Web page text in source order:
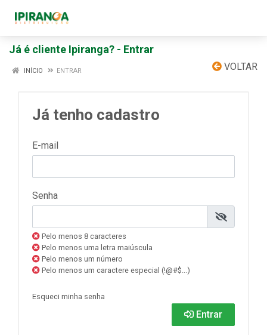
Já é cliente Ipiranga? - Entrar
VOLTAR
INÍCIO ENTRAR
Já tenho cadastro
E-mail
Senha
Pelo menos 8 caracteres
Pelo menos uma letra maiúscula
Pelo menos um número
Pelo menos um caractere especial (!@#$...)
Esqueci minha senha
Entrar